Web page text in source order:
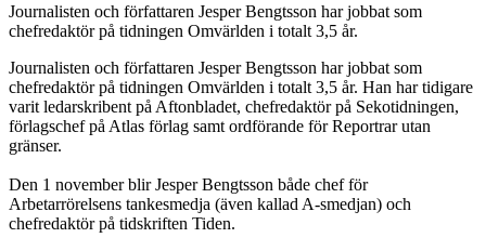
Journalisten och författaren Jesper Bengtsson har jobbat som
chefredaktör på tidningen Omvärlden i totalt 3,5 år.
Journalisten och författaren Jesper Bengtsson har jobbat som
chefredaktör på tidningen Omvärlden i totalt 3,5 år. Han har tidigare
varit ledarskribent på Aftonbladet, chefredaktör på Sekotidningen,
förlagschef på Atlas förlag samt ordförande för Reportrar utan
gränser.
Den 1 november blir Jesper Bengtsson både chef för
Arbetarrörelsens tankesmedja (även kallad A-smedjan) och
chefredaktör på tidskriften Tiden.